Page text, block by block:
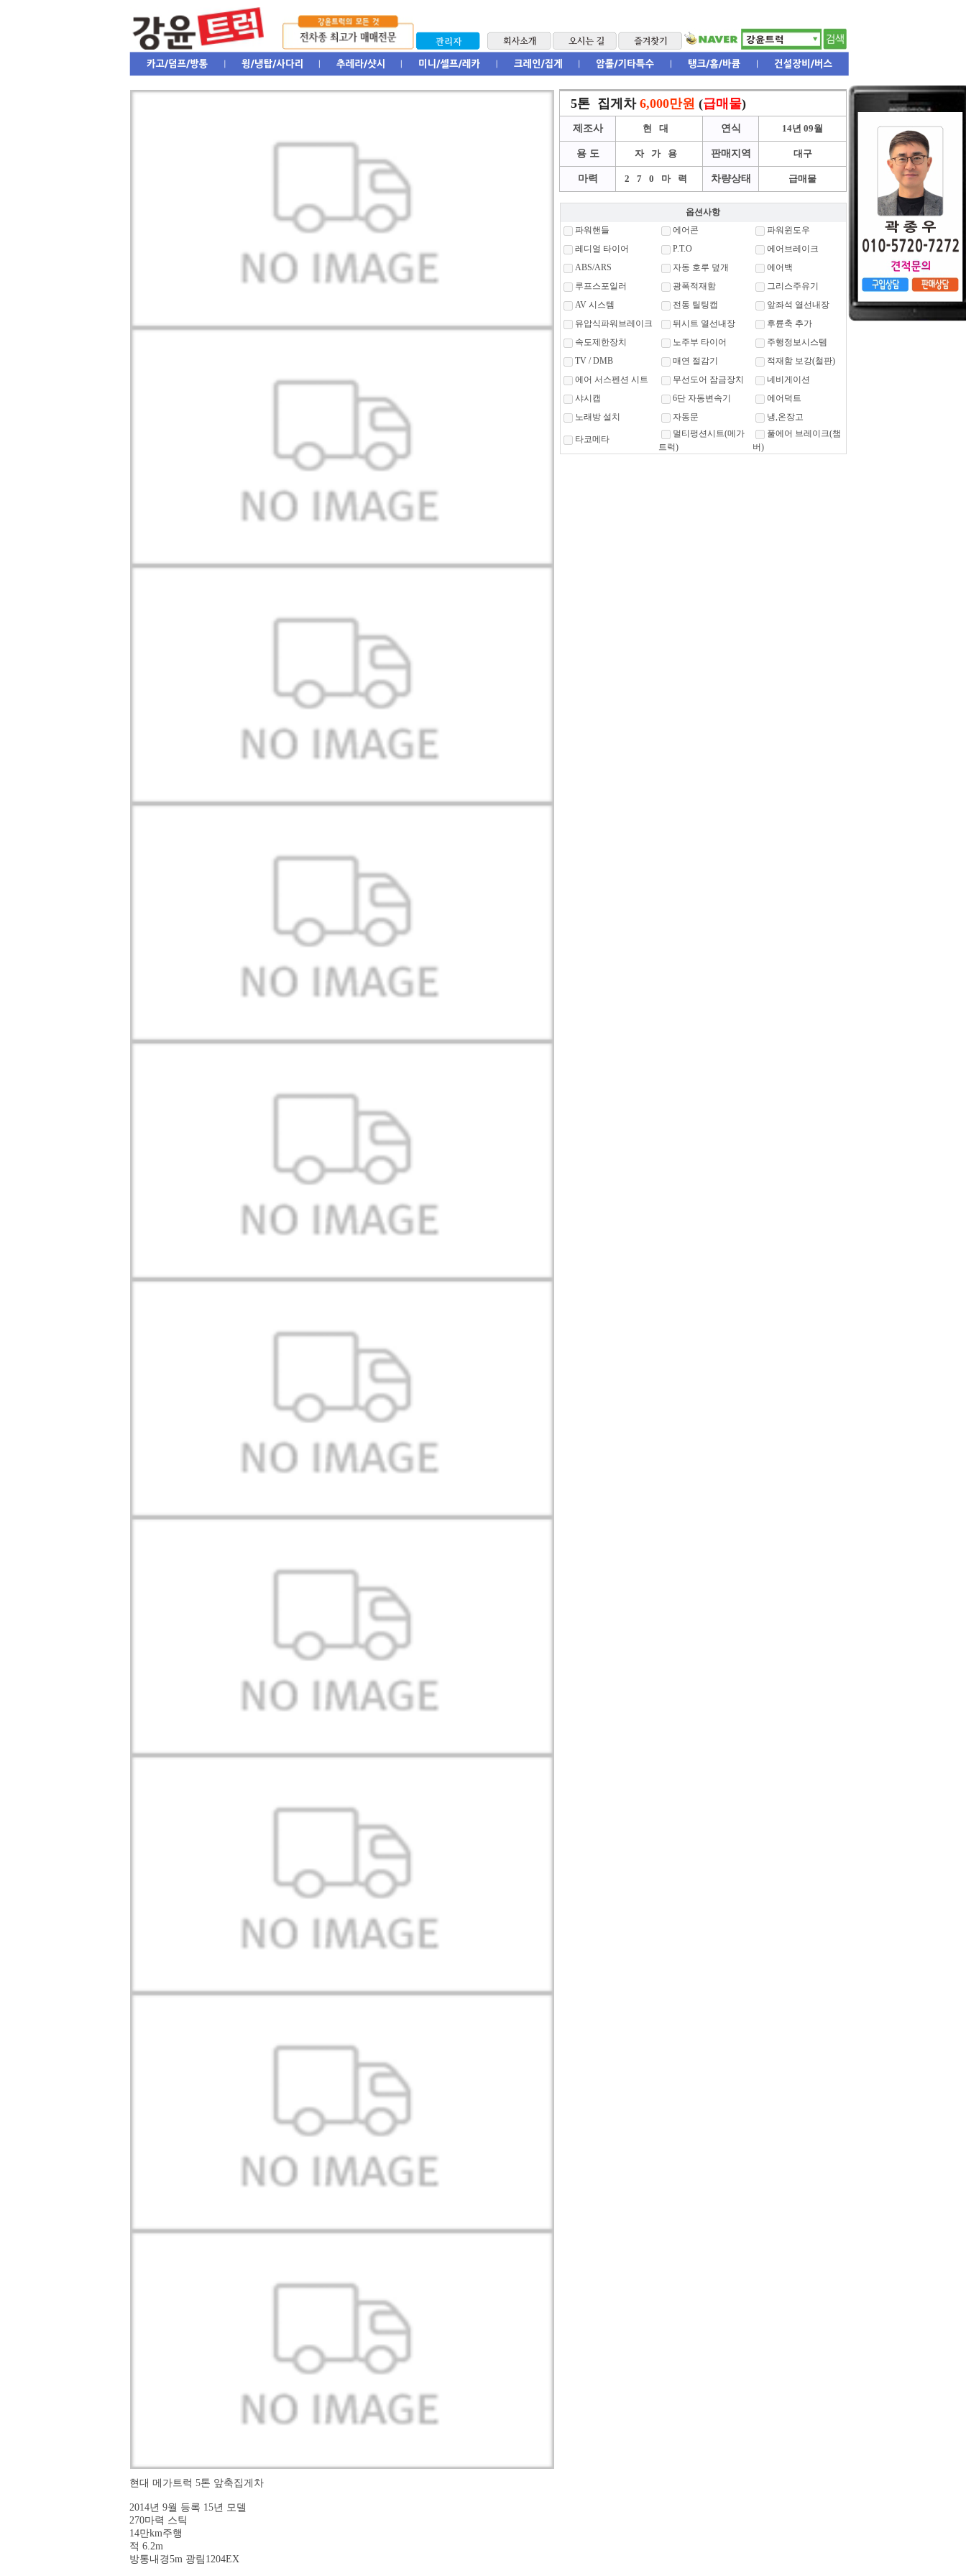
5톤 집게차 6,000만원 (급매물)
제조사 현대 연식 14년 09월
용 도 자가용 판매지역 대구
마력 270마력 차량상태 급매물
옵션사항
파워핸들
에어콘
파워윈도우
레디얼 타이어
P.T.O
에어브레이크
ABS/ARS
자동 호루 덮개
에어백
루프스포일러
광폭적재함
그리스주유기
AV 시스템
전동 틸팅캡
앞좌석 열선내장
유압식파워브레이크
뒤시트 열선내장
후륜축 추가
속도제한장치
노주부 타이어
주행정보시스템
TV / DMB
매연 절감기
적재함 보강(철판)
에어 서스펜션 시트
무선도어 잠금장치
네비게이션
샤시캡
6단 자동변속기
에어덕트
노래방 설치
자동문 냉,온장고
타코메타
멀티펑션시트(메가
트럭)
풀에어 브레이크(챔
버)
현대 메가트럭 5톤 앞축집게차
2014년 9월 등록 15년 모델
270마력 스틱
14만km주행
적 6.2m
방통내경5m 광림1204EX